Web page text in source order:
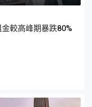
較高峰期暴跌80%